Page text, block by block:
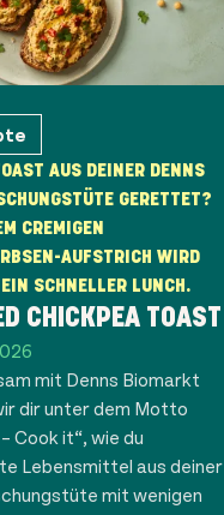
AUS DEINER DENNS
GERETTET?
CREMIGEN
AUFSTRICH WIRD
SCHNELLER LUNCH.
CHICKPEA TOAST
mit Denns Biomarkt
dir unter dem Motto
Cook it“, wie du
Lebensmittel aus deiner
mit wenigen